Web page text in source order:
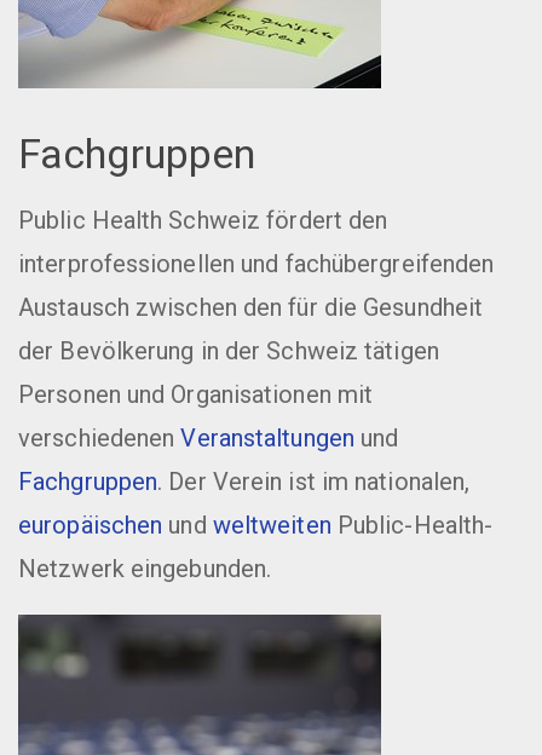
Fachgruppen
Public Health Schweiz fördert den
interprofessionellen und fachübergreifenden
Austausch zwischen den für die Gesundheit
der Bevölkerung in der Schweiz tätigen
Personen und Organisationen mit
verschiedenenVeranstaltungen und
Fachgruppen. Der Verein ist im nationalen,
europäischen und weltweiten Public-Health-
Netzwerk eingebunden.